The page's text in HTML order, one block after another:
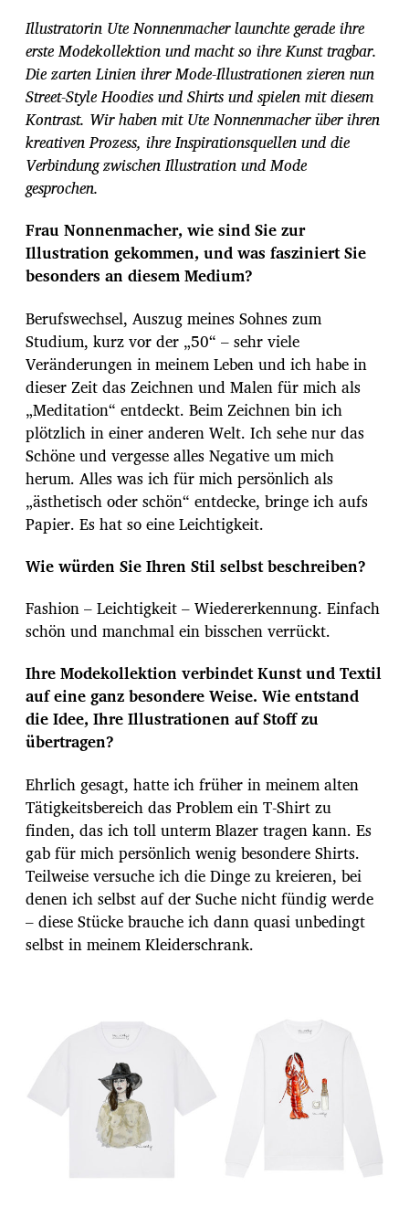
a
g
s
d
a
t
u
m
Illustratorin Ute Nonnenmacher launchte gerade ihre
erste Modekollektion und macht so ihre Kunst tragbar.
Die zarten Linien ihrer Mode-Illustrationen zieren nun
Street-Style Hoodies und Shirts und spielen mit diesem
Kontrast. Wir haben mit Ute Nonnenmacher über ihren
kreativen Prozess, ihre Inspirationsquellen und die
Verbindung zwischen Illustration und Mode
gesprochen.
Frau Nonnenmacher, wie sind Sie zur
Illustration gekommen, und was fasziniert Sie
besonders an diesem Medium?
Berufswechsel, Auszug meines Sohnes zum
Studium, kurz vor der „50“ – sehr viele
Veränderungen in meinem Leben und ich habe in
dieser Zeit das Zeichnen und Malen für mich als
„Meditation“ entdeckt. Beim Zeichnen bin ich
plötzlich in einer anderen Welt. Ich sehe nur das
Schöne und vergesse alles Negative um mich
herum. Alles was ich für mich persönlich als
„ästhetisch oder schön“ entdecke, bringe ich aufs
Papier. Es hat so eine Leichtigkeit.
Wie würden Sie Ihren Stil selbst beschreiben?
Fashion – Leichtigkeit – Wiedererkennung. Einfach
schön und manchmal ein bisschen verrückt.
Ihre Modekollektion verbindet Kunst und Textil
auf eine ganz besondere Weise. Wie entstand
die Idee, Ihre Illustrationen auf Stoff zu
übertragen?
Ehrlich gesagt, hatte ich früher in meinem alten
Tätigkeitsbereich das Problem ein T-Shirt zu
finden, das ich toll unterm Blazer tragen kann. Es
gab für mich persönlich wenig besondere Shirts.
Teilweise versuche ich die Dinge zu kreieren, bei
denen ich selbst auf der Suche nicht fündig werde
– diese Stücke brauche ich dann quasi unbedingt
selbst in meinem Kleiderschrank.